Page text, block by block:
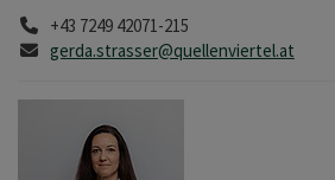
Telefon
+43 7249 42071-215
E-Mail
gerda.strasser@quellenviertel.at